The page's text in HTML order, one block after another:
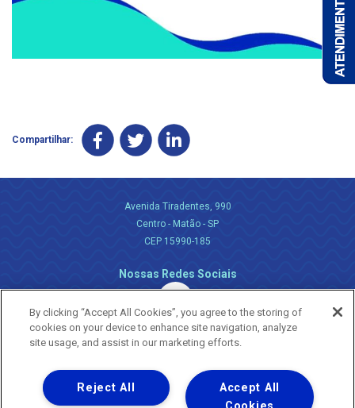
Compartilhar:
Avenida Tiradentes, 990
Centro - Matão - SP
CEP 15990-185
Nossas Redes Sociais
Uma empresa
Copyright ® 2026 - Todos os Direitos Reservados.
By clicking “Accept All Cookies”, you agree to the storing of
cookies on your device to enhance site navigation, analyze
site usage, and assist in our marketing efforts.
Accept All
Reject All